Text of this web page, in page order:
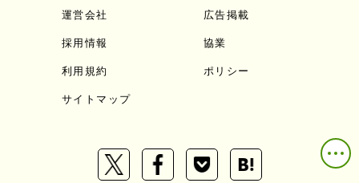
運営会社 広告掲載
採用情報 協業
利用規約 ポリシー
サイトマップ